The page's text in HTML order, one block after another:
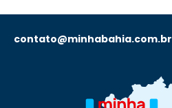
contato@minhabahia.com.br